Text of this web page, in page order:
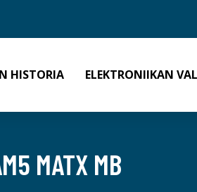
HISTORIA ELEKTRONIIKAN
MATX MB